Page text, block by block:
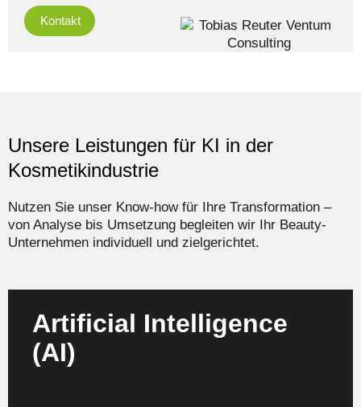
Kontakt
Unsere Leistungen für KI in der
Kosmetikindustrie
Nutzen Sie unser Know-how für Ihre Transformation –
von Analyse bis Umsetzung begleiten wir Ihr Beauty-
Unternehmen individuell und zielgerichtet.
Artificial Intelligence
(AI)
Wir entwickeln und implementieren individuelle KI-
Strategien für beispielsweise Produktentwicklung,